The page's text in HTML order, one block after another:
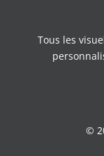
Tous les
©